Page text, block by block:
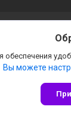
Вы можете